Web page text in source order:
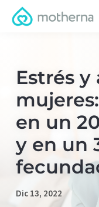
Estrés y
en un
y en un
Dic 13, 2022